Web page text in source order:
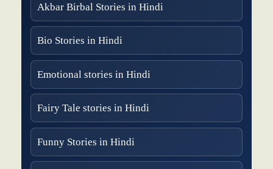
Akbar Birbal Stories in Hindi
Bio Stories in Hindi
Emotional stories in Hindi
Fairy Tale stories in Hindi
Funny Stories in Hindi